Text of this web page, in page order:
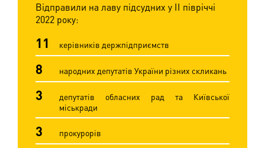
Відправили на лаву підсудних у ІІ півріччі
2022 року:
11 керівників держпідприємств
8 народних депутатів України різних скликань
3
депутатів обласних рад та Київської
міськради
3 прокурорів